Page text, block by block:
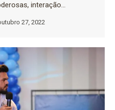
interação…
27, 2022